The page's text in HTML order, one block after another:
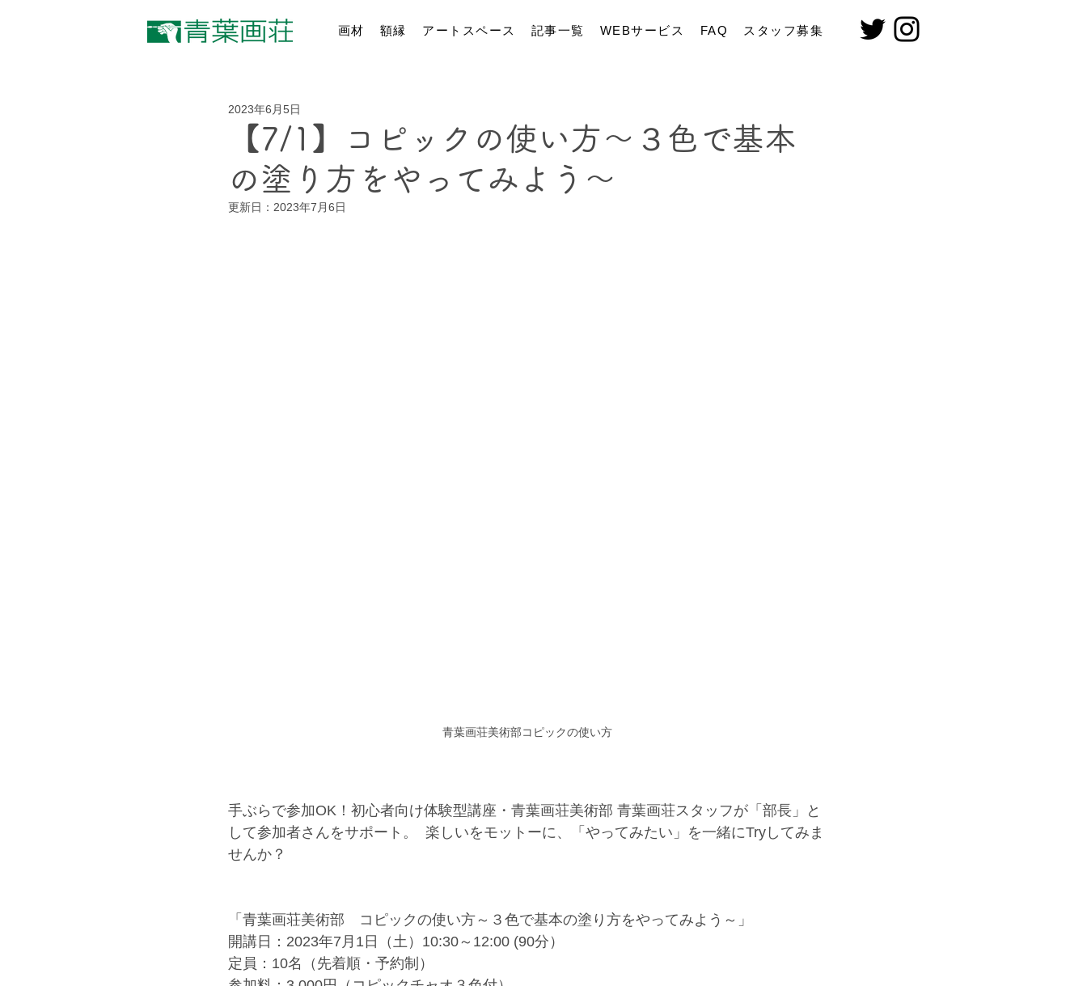
画材 額縁 アートスペース 記事一覧 WEBサービス FAQ スタッフ募集
【7/1】コピックの使い方～３色で基本
の塗り方をやってみよう～
2023年6月5日
更新日： 2023年7月6日
青葉画荘美術部コピックの使い方
手ぶらで参加OK！初心者向け体験型講座・青葉画荘美術部 青葉画荘スタッフが「部長」と
して参加者さんをサポート。  楽しいをモットーに、「やってみたい」を一緒にTryしてみま
せんか？
「青葉画荘美術部　コピックの使い方～３色で基本の塗り方をやってみよう～」
開講日：2023年7月1日（土）10:30～12:00 (90分）
定員：10名（先着順・予約制）